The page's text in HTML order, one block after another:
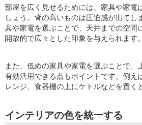
部屋を広く見せるためには、家具や家電
しょう。背の高いものは圧迫感が出てし
具や家電を選ぶことで、天井までの空間
開放的で広々とした印象を与えられます。
また、低めの家具や家電を選ぶことで、
有効活用できる点もポイントです。例え
レンジ、食器棚の上にケトルなどを置く
インテリアの色を統一する